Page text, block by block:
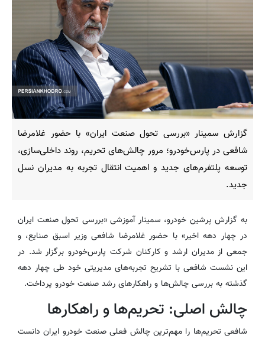
گزارش سمینار «بررسی تحول صنعت ایران» با حضور غلامرضا
شافعی در پارس‌خودرو؛ مرور چالش‌های تحریم، روند داخلی‌سازی،
توسعه پلتفرم‌های جدید و اهمیت انتقال تجربه به مدیران نسل
جدید.
به گزارش پرشین خودرو، سمینار آموزشی «بررسی تحول صنعت ایران
در چهار دهه اخیر» با حضور غلامرضا شافعی وزیر اسبق صنایع، و
جمعی از مدیران ارشد و کارکنان شرکت پارس‌خودرو برگزار شد. در
این نشست شافعی با تشریح تجربه‌های مدیریتی خود طی چهار دهه
گذشته به بررسی چالش‌ها و راهکارهای رشد صنعت خودرو پرداخت.
چالش اصلی: تحریم‌ها و راهکارها
شافعی تحریم‌ها را مهم‌ترین چالش فعلی صنعت خودرو ایران دانست